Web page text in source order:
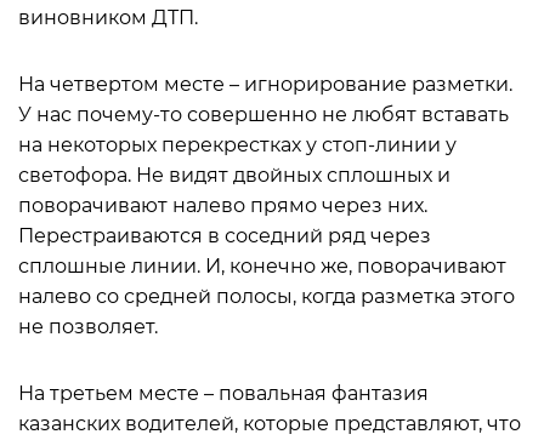
виновником ДТП.
На четвертом месте – игнорирование разметки.
У нас почему-то совершенно не любят вставать
на некоторых перекрестках у стоп-линии у
светофора. Не видят двойных сплошных и
поворачивают налево прямо через них.
Перестраиваются в соседний ряд через
сплошные линии. И, конечно же, поворачивают
налево со средней полосы, когда разметка этого
не позволяет.
На третьем месте – повальная фантазия
казанских водителей, которые представляют, что